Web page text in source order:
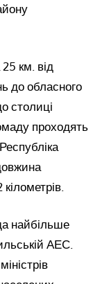
км. від
до обласного
столиці
проходять
найбільше
АЕС.